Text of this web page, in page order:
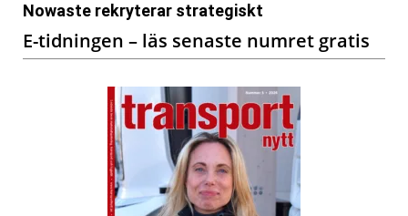
Nowaste rekryterar strategiskt
E-tidningen – läs senaste numret gratis